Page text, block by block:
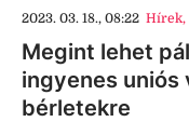
2023. 03. 18., 08:22 Hírek,
Megint lehet
ingyenes uniós
bérletekre